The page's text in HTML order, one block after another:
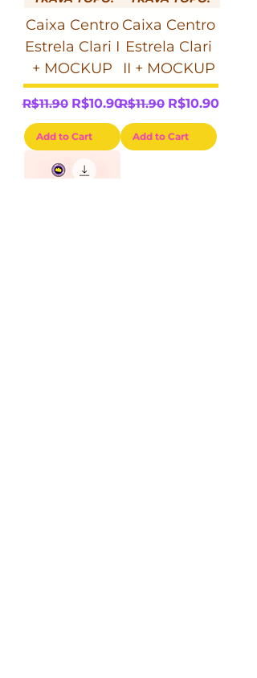
Caixa Centro
Estrela Clari I
+ MOCKUP
Regular Price
R$11.90 Sale Price
R$10.90
Add to Cart
Caixa Centro
Estrela Clari
II + MOCKUP
Regular Price
R$11.90 Sale Price
R$10.90
Add to Cart